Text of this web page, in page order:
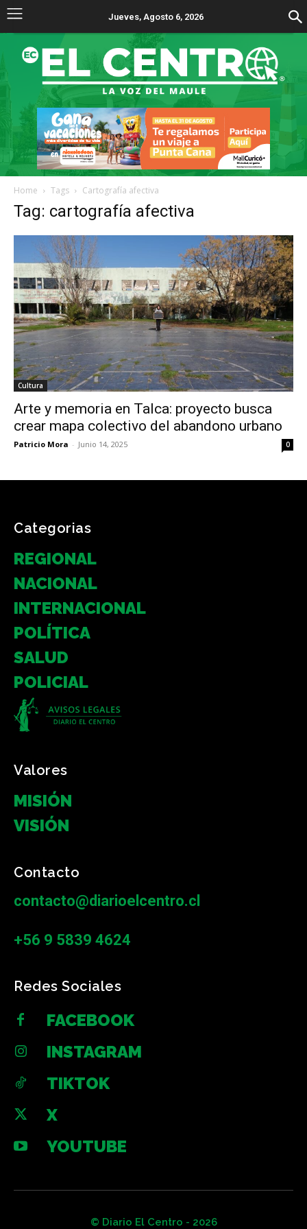
Jueves, Agosto 6, 2026
Home Tags Cartografía afectiva
Tag: cartografía afectiva
Cultura
Arte y memoria en Talca: proyecto busca
crear mapa colectivo del abandono urbano
Patricio Mora - Junio 14, 2025 0
Categorias
REGIONAL
NACIONAL
INTERNACIONAL
POLÍTICA
SALUD
POLICIAL
Valores
MISIÓN
VISIÓN
Contacto
contacto@diarioelcentro.cl
+56 9 5839 4624
Redes Sociales
FACEBOOK
INSTAGRAM
TIKTOK
X
YOUTUBE
© Diario El Centro - 2026